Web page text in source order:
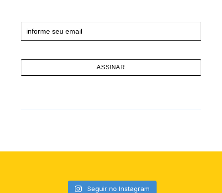
Seguir no Instagram